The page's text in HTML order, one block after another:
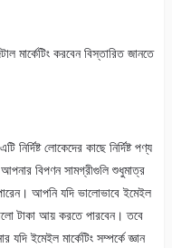
মার্কেটিং করবেন বিস্তারিত জানতে
লোকেদের কাছে নির্দিষ্ট পণ্য
বিপণন সামগ্রীগুলি শুধুমাত্র
আপনি যদি ভালোভাবে ইমেইল
টাকা আয় করতে পারবেন। তবে
ইমেইল মার্কেটিং সম্পর্কে জ্ঞান